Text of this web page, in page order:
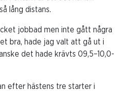
lång distans.
jobbad men inte gått några
bra, hade jag valt att gå ut i
det hade krävts 09,5–10,0-
efter hästens tre starter i